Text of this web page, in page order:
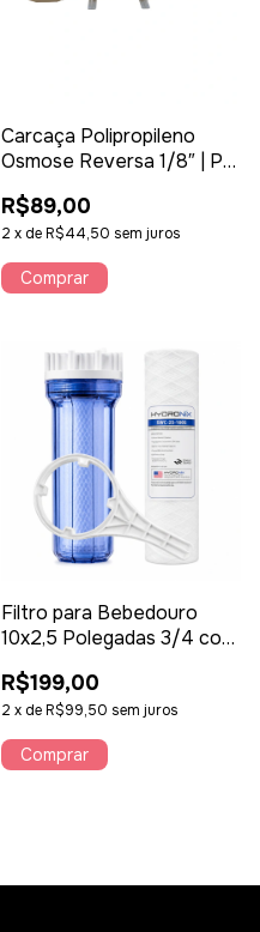
Carcaça Polipropileno
Osmose Reversa 1/8″ | P/
R$89,00
2 x deR$44,50 sem juros
Filtro para Bebedouro
10x2,5 Polegadas 3/4 com
Pressão
R$199,00
2 x deR$99,50 sem juros